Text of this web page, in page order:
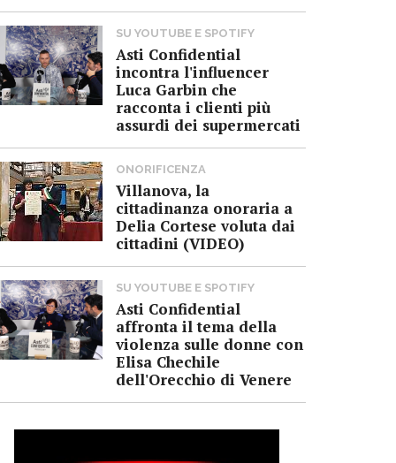
SU YOUTUBE E SPOTIFY
Asti Confidential
incontra l'influencer
Luca Garbin che
racconta i clienti più
assurdi dei supermercati
ONORIFICENZA
Villanova, la
cittadinanza onoraria a
Delia Cortese voluta dai
cittadini (VIDEO)
SU YOUTUBE E SPOTIFY
Asti Confidential
affronta il tema della
violenza sulle donne con
Elisa Chechile
dell'Orecchio di Venere